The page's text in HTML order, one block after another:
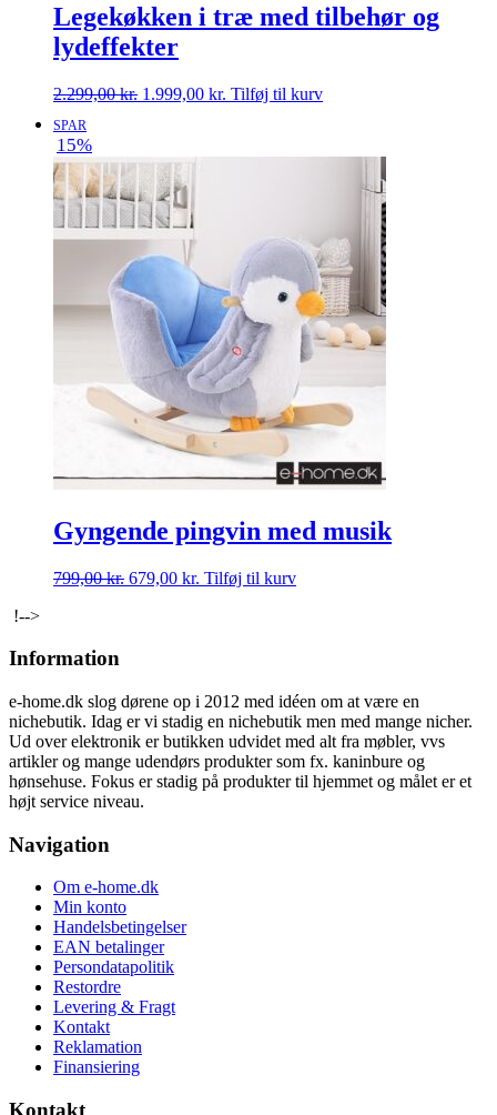
Legekøkken i træ med tilbehør og
lydeffekter
2.299,00kr. Den
2.299,00 kr..
1.999,00 kr. Den
Tilføj til kurv
SPAR
15%
Gyngende pingvin med musik
799,00kr. Den
679,00 kr. Den
Tilføj til kurv
!-->
Information
e-home.dk slog dørene op i 2012 med idéen om at være en
nichebutik. Idag er vi stadig en nichebutik men med mange nicher.
Ud over elektronik er butikken udvidet med alt fra møbler, vvs
artikler og mange udendørs produkter som fx. kaninbure og
hønsehuse. Fokus er stadig på produkter til hjemmet og målet er et
højt service niveau.
Navigation
Om e-home.dk
Min konto
Handelsbetingelser
EAN betalinger
Persondatapolitik
Restordre
Levering & Fragt
Kontakt
Reklamation
Finansiering
Kontakt